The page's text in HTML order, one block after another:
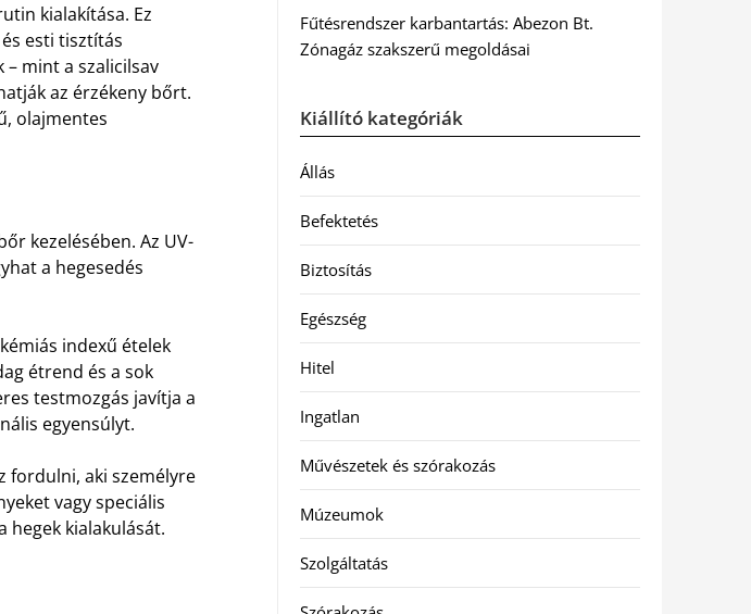
kialakítása. Ez
esti tisztítás
– mint a szalicilsav
az érzékeny bőrt.
olajmentes
kezelésében. Az UV-
a hegesedés
indexű ételek
étrend és a sok
testmozgás javítja a
egyensúlyt.
fordulni, aki személyre
vagy speciális
hegek kialakulását.
Fűtésrendszer karbantartás: Abezon Bt.
Zónagáz szakszerű megoldásai
Kiállító kategóriák
Állás
Befektetés
Biztosítás
Egészség
Hitel
Ingatlan
Művészetek és szórakozás
Múzeumok
Szolgáltatás